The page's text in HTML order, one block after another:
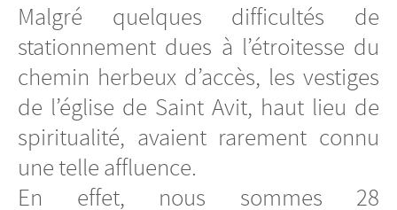
Malgré quelques difficultés de
stationnement dues à l’étroitesse du
chemin herbeux d’accès, les vestiges
de l’église de Saint Avit, haut lieu de
spiritualité, avaient rarement connu
une telle affluence.
En effet, nous sommes 28